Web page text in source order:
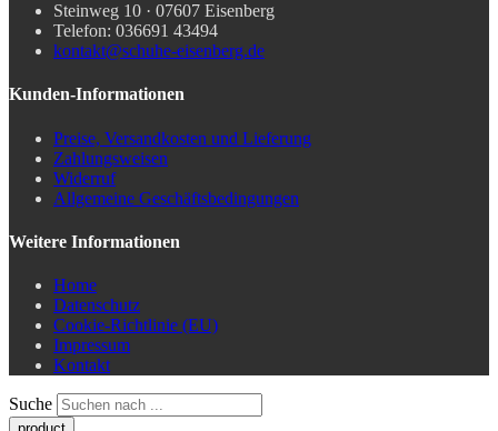
Steinweg 10 · 07607 Eisenberg
Telefon: 036691 43494
kontakt@schuhe-eisenberg.de
Kunden-Informationen
Preise, Versandkosten und Lieferung
Zahlungsweisen
Widerruf
Allgemeine Geschäftsbedingungen
Weitere Informationen
Home
Datenschutz
Cookie-Richtlinie (EU)
Impressum
Kontakt
Suche